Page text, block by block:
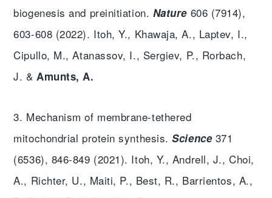
biogenesis and preinitiation. Nature 606 (7914),
603-608 (2022). Itoh, Y., Khawaja, A., Laptev, I.,
Cipullo, M., Atanassov, I., Sergiev, P., Rorbach,
J. & Amunts, A.
3. Mechanism of membrane-tethered
mitochondrial protein synthesis.Science 371
(6536), 846-849 (2021). Itoh, Y., Andrell, J., Choi,
A., Richter, U., Maiti, P., Best, R., Barrientos, A.,